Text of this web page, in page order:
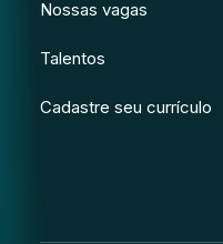
Nossas vagas
Talentos
Cadastre seu currículo